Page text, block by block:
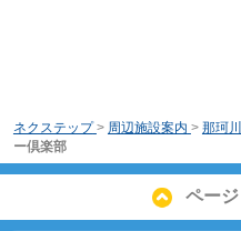
ネクステップ > 周辺施設案内 > 那珂
ー倶楽部
ペー